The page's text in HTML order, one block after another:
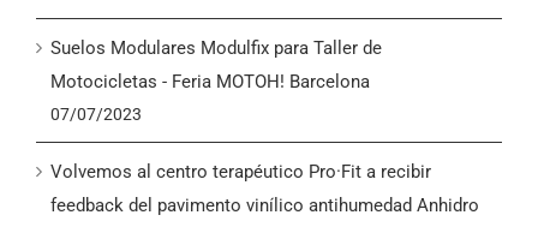
Contactar
English
Suelos Modulares Modulfix para Taller de
Motocicletas - Feria MOTOH! Barcelona
07/07/2023
Volvemos al centro terapéutico Pro·Fit a recibir
feedback del pavimento vinílico antihumedad Anhidro